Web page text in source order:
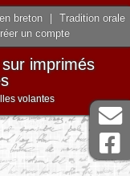
breton
Tradition orale
un compte
imprimés
volantes